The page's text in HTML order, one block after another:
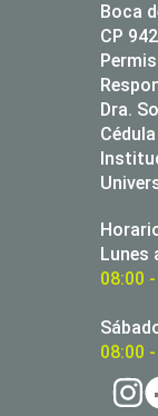
Boca
CP
Dra.
Lunes
08:00
08:00